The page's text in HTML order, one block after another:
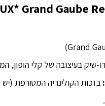
Grand Gaube
שיק בעיצובה של קלי הופון,
בזכות הקולינריה המטורפת